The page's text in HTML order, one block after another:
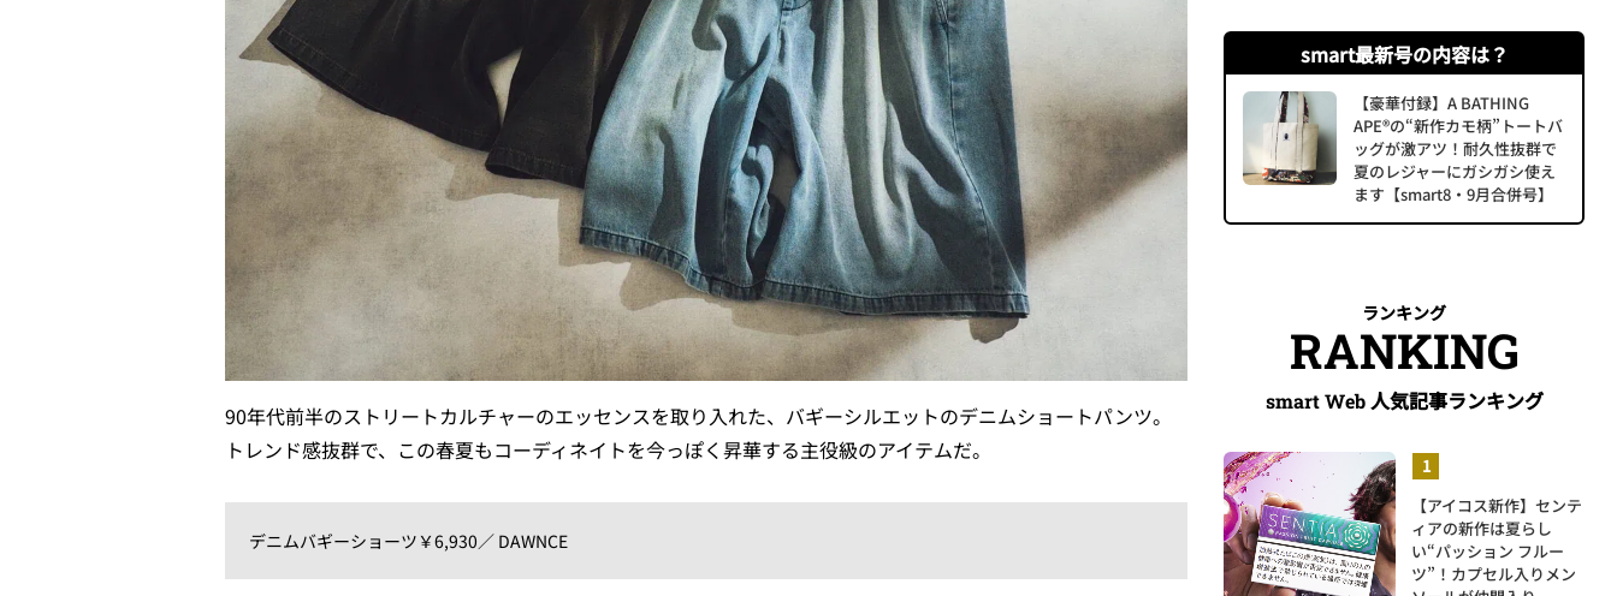
90年代前半のストリートカルチャーのエッセンスを取り入れた、バギーシルエットのデニムショートパンツ。
トレンド感抜群で、この春夏もコーディネイトを今っぽく昇華する主役級のアイテムだ。
デニムバギーショーツ￥6,930／ DAWNCE
smart最新号の内容は？
【豪華付録】A BATHING
APE®の“新作カモ柄”トートバ
ッグが激アツ！耐久性抜群で
夏のレジャーにガシガシ使え
ます【smart8・9月合併号】
ランキング
RANKING
smart Web人気記事ランキング
【アイコス新作】センテ
ィアの新作は夏らし
い“パッション フルー
ツ”！カプセル入りメン